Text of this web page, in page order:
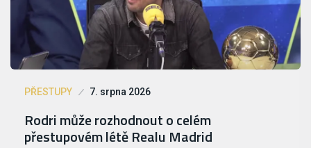
PŘESTUPY 7. srpna 2026
Rodri může rozhodnout o celém
přestupovém létě Realu Madrid